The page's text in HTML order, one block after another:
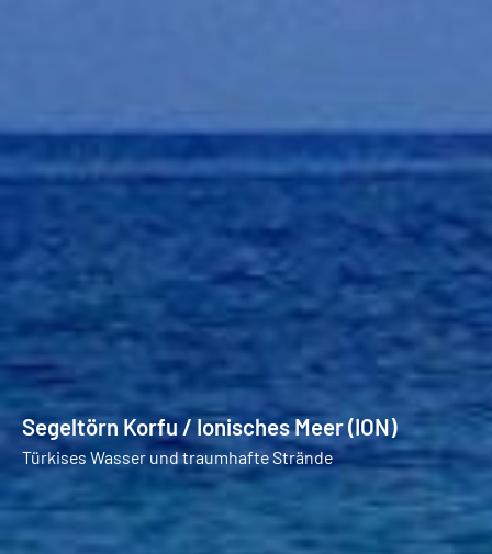
Segeltörn Korfu / Ionisches Meer (ION)
Türkises Wasser und traumhafte Strände